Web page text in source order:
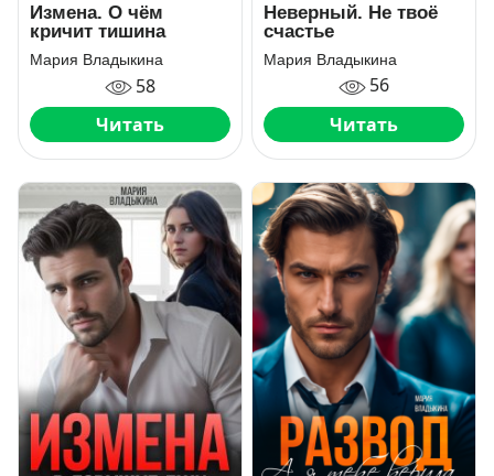
Измена. О чём
кричит тишина
Мария Владыкина
58
Читать
Неверный. Не твоё
счастье
Мария Владыкина
56
Читать